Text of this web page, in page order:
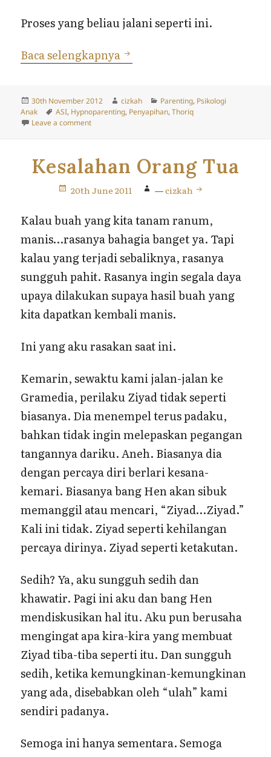
Proses yang beliau jalani seperti ini.
Baca selengkapnya Alternatif Penyapihan
Posted
on
30th November 2012 Author
cizkah Categories
Parenting, Psikologi
Anak
Tags
ASI, Hypnoparenting, Penyapihan,Thoriq
Leave a commenton Alternatif Penyapihan (The Hypnoparenting Way)
Kesalahan Orang Tua
20th June 2011 —cizkah
Kalau buah yang kita tanam ranum,
manis…rasanya bahagia banget ya. Tapi
kalau yang terjadi sebaliknya, rasanya
sungguh pahit. Rasanya ingin segala daya
upaya dilakukan supaya hasil buah yang
kita dapatkan kembali manis.
Ini yang aku rasakan saat ini.
Kemarin, sewaktu kami jalan-jalan ke
Gramedia, perilaku Ziyad tidak seperti
biasanya. Dia menempel terus padaku,
bahkan tidak ingin melepaskan pegangan
tangannya dariku. Aneh. Biasanya dia
dengan percaya diri berlari kesana-
kemari. Biasanya bang Hen akan sibuk
memanggil atau mencari, “Ziyad…Ziyad.”
Kali ini tidak. Ziyad seperti kehilangan
percaya dirinya. Ziyad seperti ketakutan.
Sedih? Ya, aku sungguh sedih dan
khawatir. Pagi ini aku dan bang Hen
mendiskusikan hal itu. Aku pun berusaha
mengingat apa kira-kira yang membuat
Ziyad tiba-tiba seperti itu. Dan sungguh
sedih, ketika kemungkinan-kemungkinan
yang ada, disebabkan oleh “ulah” kami
sendiri padanya.
Semoga ini hanya sementara. Semoga